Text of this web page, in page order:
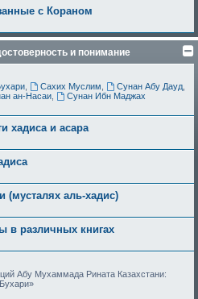
с Кораном
и понимание
, Сахих Муслим Сунан Абу Дауд,
ан-Насаи,
Сунан Ибн Маджах
хадиса и асара
(мусталях аль-хадис)
в различных книгах
Абу Мухаммада Рината Казахстани: